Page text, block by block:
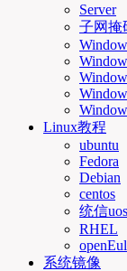
Server
子网掩
Linux教程
ubuntu
Fedora
Debian
centos
统信uos
RHEL
系统镜像